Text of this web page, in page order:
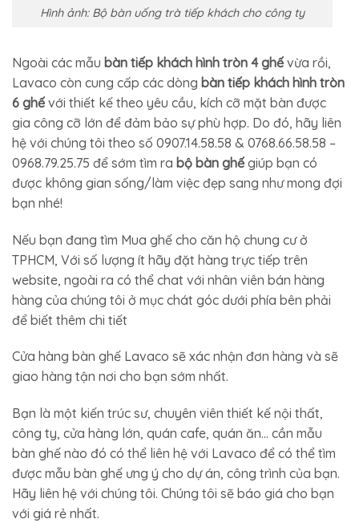
Hình ảnh: Bộ bàn uống trà tiếp khách cho công ty
Ngoài các mẫu bàn tiếp khách hình tròn 4 ghế vừa rồi,
Lavaco còn cung cấp các dòng bàn tiếp khách hình tròn
6 ghế với thiết kế theo yêu cầu, kích cỡ mặt bàn được
gia công cỡ lớn để đảm bảo sự phù hợp. Do đó, hãy liên
hệ với chúng tôi theo số 0907.14.58.58 & 0768.66.58.58 –
0968.79.25.75 để sớm tìm ra bộ bàn ghế giúp bạn có
được không gian sống/làm việc đẹp sang như mong đợi
bạn nhé!
Nếu bạn đang tìm Mua ghế cho căn hộ chung cư ở
TPHCM, Với số lượng ít hãy đặt hàng trực tiếp trên
website, ngoài ra có thể chat với nhân viên bán hàng
hàng của chúng tôi ở mục chát góc dưới phía bên phải
để biết thêm chi tiết
Cửa hàng bàn ghế Lavaco sẽ xác nhận đơn hàng và sẽ
giao hàng tận nơi cho bạn sớm nhất.
Bạn là một kiến trúc sư, chuyên viên thiết kế nội thất,
công ty, cửa hàng lớn, quán cafe, quán ăn… cần mẫu
bàn ghế nào đó có thể liên hệ với Lavaco để có thể tìm
được mẫu bàn ghế ưng ý cho dự án, công trình của bạn.
Hãy liên hệ với chúng tôi. Chúng tôi sẽ báo giá cho bạn
với giá rẻ nhất.